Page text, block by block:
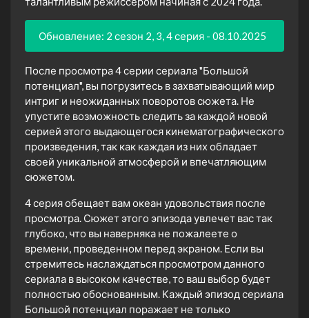
Обновление: 2 сезон 2, 3, 4 серия - 08.10.2025
После просмотра 4 серии сериала "Большой
потенциал", вы погрузитесь в захватывающий мир
интриг и неожиданных поворотов сюжета. Не
упустите возможность следить за каждой новой
серией этого выдающегося кинематографического
произведения, так как каждая из них обладает
своей уникальной атмосферой и впечатляющим
сюжетом.
4 серия обещает вам океан удовольствия после
просмотра. Сюжет этого эпизода увлечет вас так
глубоко, что вы наверняка не пожалеете о
времени, проведенном перед экраном. Если вы
стремитесь наслаждаться просмотром данного
сериала в высоком качестве, то ваш выбор будет
полностью обоснованным. Каждый эпизод сериала
Большой потенциал поражает не только